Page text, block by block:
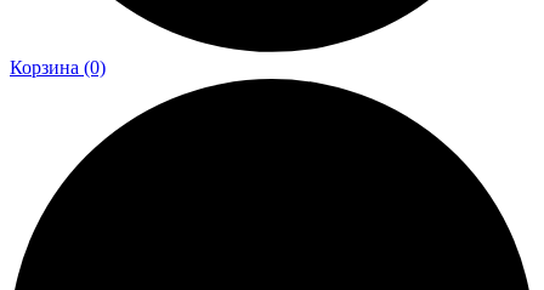
Корзина (0)